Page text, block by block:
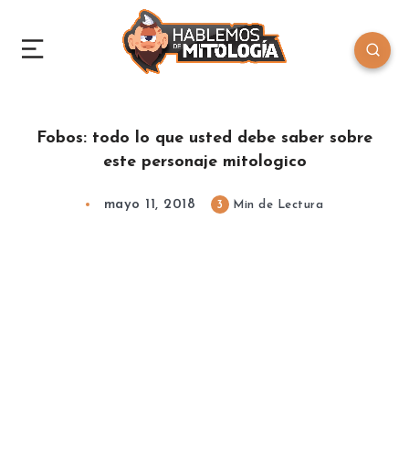
Fobos: todo lo que usted debe saber sobre
este personaje mitologico
mayo 11, 2018 3 Min de Lectura